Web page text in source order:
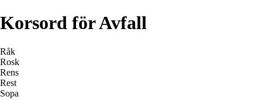
Korsord för Avfall
Råk
Rosk
Rens
Rest
Sopa